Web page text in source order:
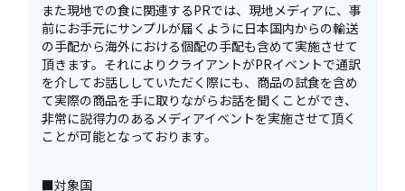
また現地での食に関連するPRでは、現地メディアに、事
前にお手元にサンプルが届くように日本国内からの輸送
の手配から海外における個配の手配も含めて実施させて
頂きます。それによりクライアントがPRイベントで通訳
を介してお話ししていただく際にも、商品の試食を含め
て実際の商品を手に取りながらお話を聞くことができ、
非常に説得力のあるメディアイベントを実施させて頂く
ことが可能となっております。
■対象国